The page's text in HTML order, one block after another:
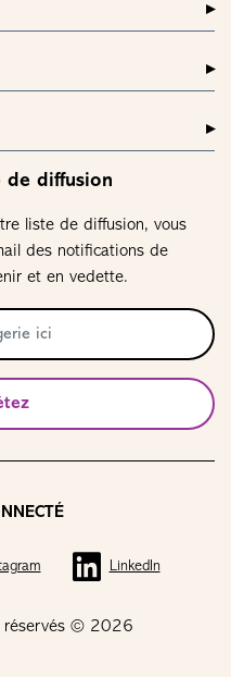
de diffusion
liste de diffusion, vous
des notifications de
et en vedette.
réservés © 2026
LinkedIn